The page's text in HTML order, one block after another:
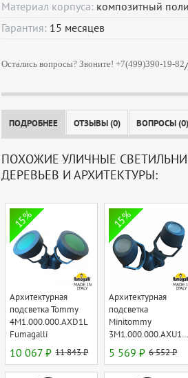
Материал корпуса: композитный
Гарантия: 15 месяцев
Остались вопросы? Звоните! +7(499)390-19-82
ПОДРОБНЕЕ ОТЗЫВЫ (0) ВОПРОСЫ (0)
ПОХОЖИЕ УЛИЧНЫЕ
ДЕРЕВЬЕВ И АРХИТЕКТУРЫ:
15%
Архитектурная
подсветка Tommy
4M1.000.000.AXD1L
Fumagalli
10 067 ₽ 11 843 ₽
15%
Архитектурная
подсветка
Minitommy
3M1.000.000.AXU1L
Fumagalli
5 569 ₽ 6 552 ₽